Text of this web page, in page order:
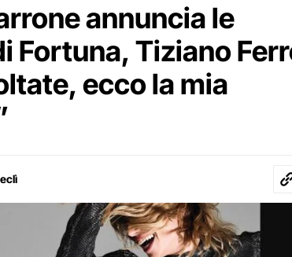
annuncia le
Fortuna, Tiziano
ecco la mia